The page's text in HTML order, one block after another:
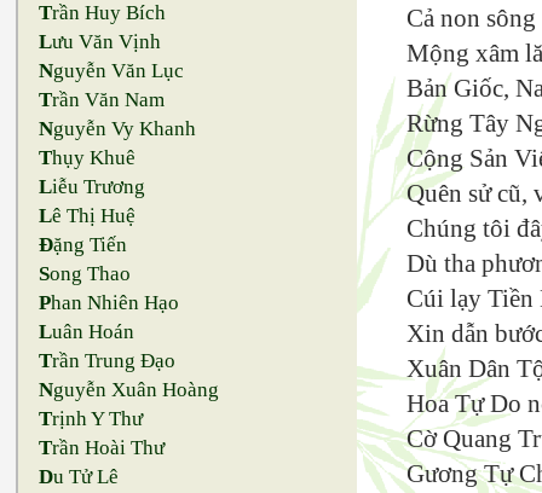
Trần Huy Bích
Lưu Văn Vịnh
Nguyễn Văn Lục
Trần Văn Nam
Nguyễn Vy Khanh
Thụy Khuê
Liễu Trương
Lê Thị Huệ
Đặng Tiến
Song Thao
Phan Nhiên Hạo
Luân Hoán
Trần Trung Đạo
Nguyễn Xuân Hoàng
Trịnh Y Thư
Trần Hoài Thư
Du Tử Lê
Cả non
Mộng xâm
Bản Giốc,
Rừng Tây
Cộng Sản
Quên sử cũ,
Chúng tôi
Dù tha
Cúi lạy Tiền
Xin dẫn
Xuân Dân
Hoa Tự Do
Cờ Quang
Gương Tự